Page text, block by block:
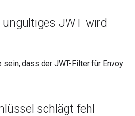
ungültiges JWT wird
sein, dass der JWT-Filter für Envoy
schlägt fehl